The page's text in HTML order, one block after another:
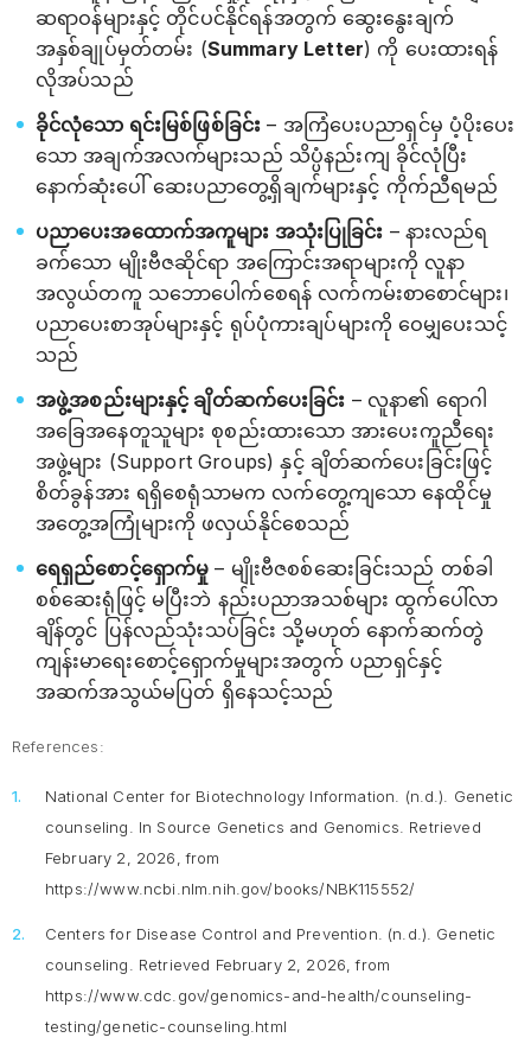
ဆရာဝန်များနှင့် တိုင်ပင်နိုင်ရန်အတွက် ဆွေးနွေးချက်
အနှစ်ချုပ်မှတ်တမ်း (Summary Letter) ကို ပေးထားရန်
လိုအပ်သည်
ခိုင်လုံသော ရင်းမြစ်ဖြစ်ခြင်း – အကြံပေးပညာရှင်မှ ပံ့ပိုးပေး
သော အချက်အလက်များသည် သိပ္ပံနည်းကျ ခိုင်လုံပြီး
နောက်ဆုံးပေါ် ဆေးပညာတွေ့ရှိချက်များနှင့် ကိုက်ညီရမည်
ပညာပေးအထောက်အကူများ အသုံးပြုခြင်း – နားလည်ရ
ခက်သော မျိုးဗီဇဆိုင်ရာ အကြောင်းအရာများကို လူနာ
အလွယ်တကူ သဘောပေါက်စေရန် လက်ကမ်းစာစောင်များ၊
ပညာပေးစာအုပ်များနှင့် ရုပ်ပုံကားချပ်များကို ဝေမျှပေးသင့်
သည်
အဖွဲ့အစည်းများနှင့် ချိတ်ဆက်ပေးခြင်း – လူနာ၏ ရောဂါ
အခြေအနေတူသူများ စုစည်းထားသော အားပေးကူညီရေး
အဖွဲ့များ (Support Groups) နှင့် ချိတ်ဆက်ပေးခြင်းဖြင့်
စိတ်ခွန်အား ရရှိစေရုံသာမက လက်တွေ့ကျသော နေထိုင်မှု
အတွေ့အကြုံများကို ဖလှယ်နိုင်စေသည်
ရေရှည်စောင့်ရှောက်မှု – မျိုးဗီဇစစ်ဆေးခြင်းသည် တစ်ခါ
စစ်ဆေးရုံဖြင့် မပြီးဘဲ နည်းပညာအသစ်များ ထွက်ပေါ်လာ
ချိန်တွင် ပြန်လည်သုံးသပ်ခြင်း သို့မဟုတ် နောက်ဆက်တွဲ
ကျန်းမာရေးစောင့်ရှောက်မှုများအတွက် ပညာရှင်နှင့်
အဆက်အသွယ်မပြတ် ရှိနေသင့်သည်
References:
National Center for Biotechnology Information. (n.d.). Genetic
counseling
. In Source Genetics and Genomics.
Retrieved
February 2, 2026, from
https://www.ncbi.nlm.nih.gov/books/NBK115552/
Centers for Disease Control and Prevention. (n.d.). Genetic
counseling
. Retrieved February 2, 2026, from
https://www.cdc.gov/genomics-and-health/counseling-
testing/genetic-counseling.html